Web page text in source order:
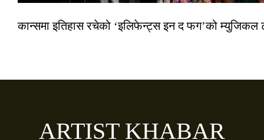
कान्समा इतिहास रचेको ‘इलिफेन्ट्स इन द फग’को म्युजिकल
ARTIST KHABAR